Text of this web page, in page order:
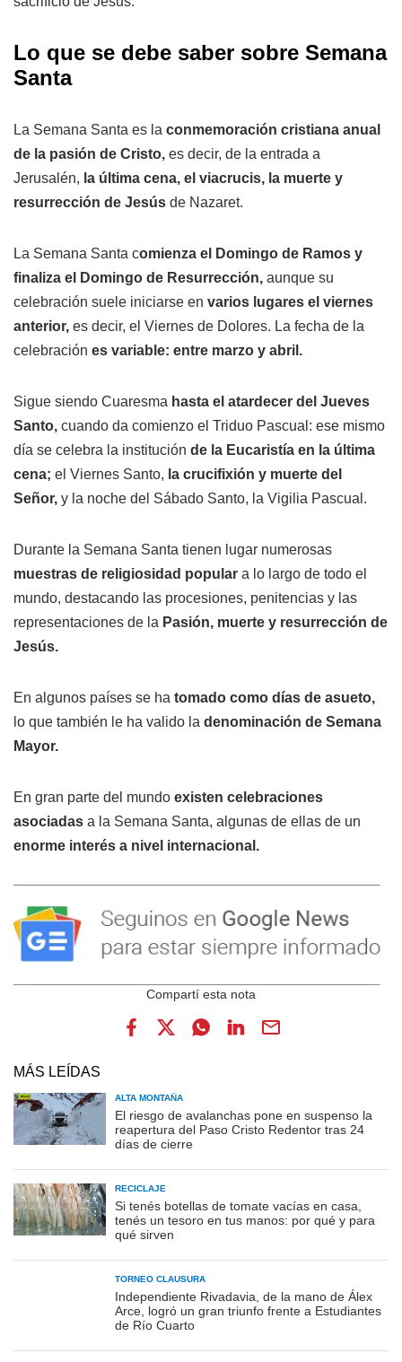
Lo que se debe saber sobre Semana
Santa
La Semana Santa es la conmemoración cristiana anual
de la pasión de Cristo, es decir, de la entrada a
Jerusalén, la última cena, el viacrucis, la muerte y
resurrección de Jesús de Nazaret.
La Semana Santa comienza el Domingo de Ramos y
finaliza el Domingo de Resurrección, aunque su
celebración suele iniciarse en varios lugares el viernes
anterior, es decir, el Viernes de Dolores. La fecha de la
celebración es variable: entre marzo y abril.
Sigue siendo Cuaresma hasta el atardecer del Jueves
Santo, cuando da comienzo el Triduo Pascual: ese mismo
día se celebra la institución de la Eucaristía en la última
cena; el Viernes Santo, la crucifixión y muerte del
Señor, y la noche del Sábado Santo, la Vigilia Pascual.
Durante la Semana Santa tienen lugar numerosas
muestras de religiosidad popular a lo largo de todo el
mundo, destacando las procesiones, penitencias y las
representaciones de la Pasión, muerte y resurrección de
Jesús.
En algunos países se ha tomado como días de asueto,
lo que también le ha valido la denominación de Semana
Mayor.
En gran parte del mundo existen celebraciones
asociadas a la Semana Santa, algunas de ellas de un
enorme interés a nivel internacional.
MÁS LEÍDAS
ALTA MONTAÑA
El riesgo de avalanchas pone en suspenso la
reapertura del Paso Cristo Redentor tras 24
días de cierre
RECICLAJE
Si tenés botellas de tomate vacías en casa,
tenés un tesoro en tus manos: por qué y para
qué sirven
TORNEO CLAUSURA
Independiente Rivadavia, de la mano de Álex
Arce, logró un gran triunfo frente a Estudiantes
de Río Cuarto